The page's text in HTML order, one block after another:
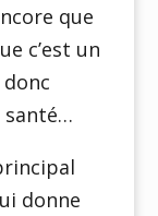
que
c’est un
santé…
donne